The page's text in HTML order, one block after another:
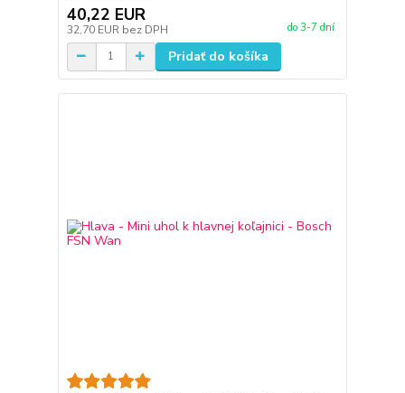
40,22 EUR
32,70 EUR bez DPH do 3-7 dní
Pridať do košíka